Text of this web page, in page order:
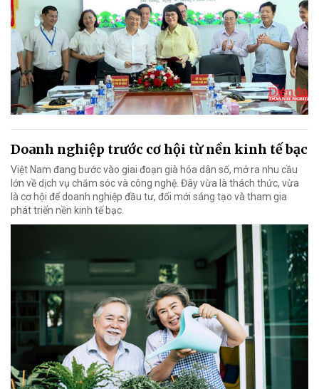
Doanh nghiệp trước cơ hội từ nền kinh tế bạc
Việt Nam đang bước vào giai đoạn già hóa dân số, mở ra nhu cầu
lớn về dịch vụ chăm sóc và công nghệ. Đây vừa là thách thức, vừa
là cơ hội để doanh nghiệp đầu tư, đổi mới sáng tạo và tham gia
phát triển nền kinh tế bạc.